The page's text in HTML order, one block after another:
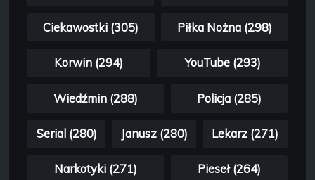
Ciekawostki (305) Piłka Nożna (298)
Korwin (294) YouTube (293)
Wiedźmin (288) Policja (285)
Serial (280) Janusz (280) Lekarz (271)
Narkotyki (271) Pieseł (264)